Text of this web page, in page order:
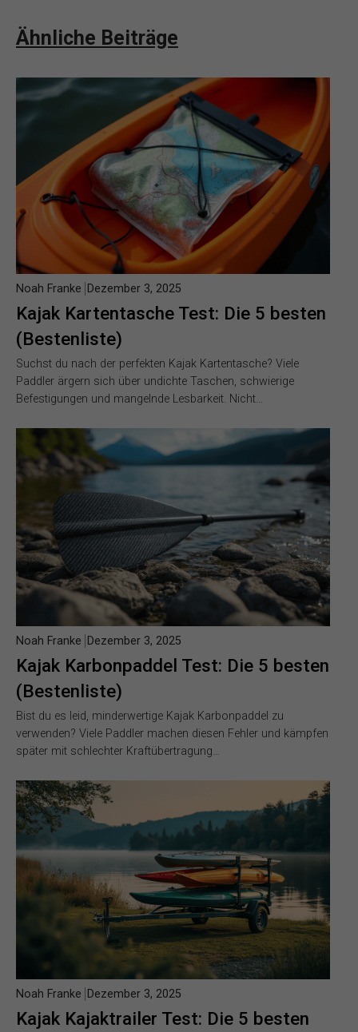
Ähnliche Beiträge
Kajak Kartentasche Test: Die 5 besten
(Bestenliste)
Noah Franke Dezember 3, 2025
Suchst du nach der perfekten Kajak Kartentasche? Viele
Paddler ärgern sich über undichte Taschen, schwierige
Befestigungen und mangelnde Lesbarkeit. Nicht…
Kajak Karbonpaddel Test: Die 5 besten
(Bestenliste)
Noah Franke Dezember 3, 2025
Bist du es leid, minderwertige Kajak Karbonpaddel zu
verwenden? Viele Paddler machen diesen Fehler und kämpfen
später mit schlechter Kraftübertragung…
Kajak Kajaktrailer Test: Die 5 besten
Noah Franke Dezember 3, 2025